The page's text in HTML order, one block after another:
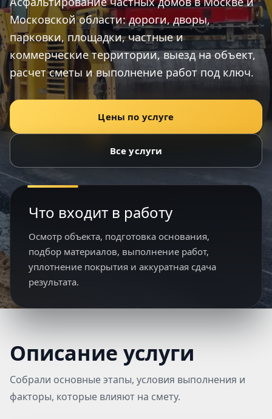
Московской области: дороги, дворы,
парковки, площадки, частные и
коммерческие территории, выезд на объект,
расчет сметы и выполнение работ под ключ.
Цены по услуге
Все услуги
Что входит в работу
Осмотр объекта, подготовка основания,
подбор материалов, выполнение работ,
уплотнение покрытия и аккуратная сдача
результата.
Описание услуги
Собрали основные этапы, условия выполнения и
факторы, которые влияют на смету.